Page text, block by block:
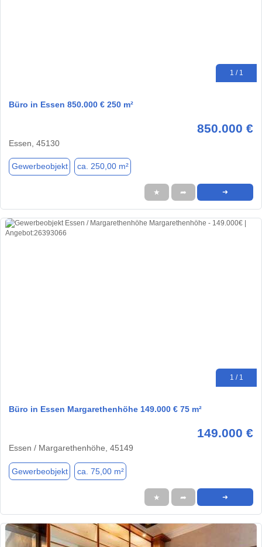
1 / 1
Büro in Essen 850.000 € 250 m²
850.000 €
Essen, 45130
Gewerbeobjekt ca. 250,00 m²
★ ➦ ➜
1 / 1
Büro in Essen Margarethenhöhe 149.000 € 75 m²
149.000 €
Essen / Margarethenhöhe, 45149
Gewerbeobjekt ca. 75,00 m²
★ ➦ ➜